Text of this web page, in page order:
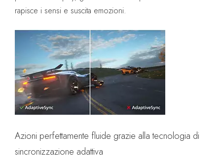
rapisce i sensi e suscita emozioni.
Azioni perfettamente fluide grazie alla tecnologia di
sincronizzazione adattiva